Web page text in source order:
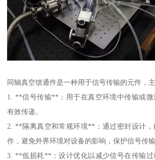
同轴真空馈通件是一种用于信号传输的元件，
1. **信号传输**：用于在真空环境中传输或
有效传递。
2. **隔离真空和常规环境**：通过密封设计
作，避免外界环境对设备的影响，保护信号传输
3. **低损耗**：设计优化以减少信号在传输